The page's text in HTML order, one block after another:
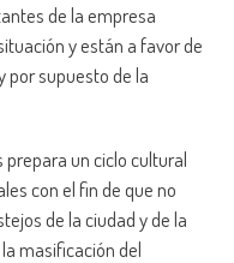
de la empresa
y están a favor de
por supuesto de la
prepara un ciclo cultural
con el fin de que no
de la ciudad y de la
masificación del